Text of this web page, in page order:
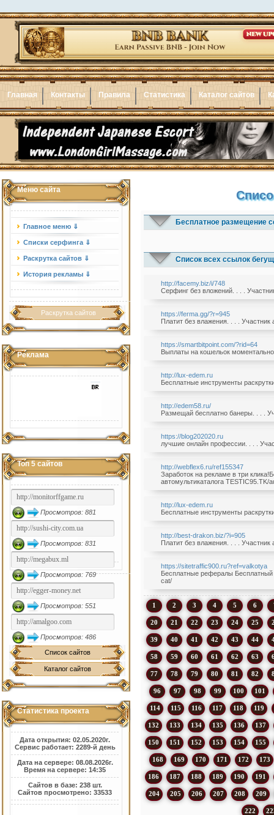
Главная Контакты Правила Статистика Каталог сайтов
Меню сайта
Главное меню ⇓
Списки серфинга ⇓
Раскрутка сайтов ⇓
История рекламы ⇓
Раскрутка сайтов
Реклама
Топ 5 сайтов
Просмотров: 881
Просмотров: 831
Просмотров: 769
Просмотров: 551
Просмотров: 486
Список сайтов
Каталог сайтов
Статистика проекта
Дата открытия: 02.05.2020г.
Сервис работает: 2289-й день
Дата на сервере: 08.08.2026г.
Время на сервере: 14:35
Сайтов в базе: 238 шт.
Сайтов просмотрено: 33533
Бесплатное размещение
Список всех ссылок
http://facemy.biz/i/748
Серфинг без вложений. . . .
https://ferma.gg/?r=945
Платит без влажения. . . . Участник
https://smartbitpoint.com/?rid=64
Выплаты на кошельок
http://lux-edem.ru
Бесплатные инструменты
http://edem58.ru/
Размещай бесплатно банеры. . . .
https://blog202020.ru
лучшие онлайн профессии. . . .
http://webflex6.ru/ref155347
Заработок на рекламе в три
автомультикаталога TESTIC95.TK/
http://lux-edem.ru
Бесплатные инструменты
http://best-drakon.biz/?i=905
Платит без влажения. . . . Участник
https://sitetraffic900.ru?ref=valkotya
Бесплатные рефералы Бесплатный
cat/
1 2 3 4 5 6
20 21 22 23 24 25
39 40 41 42 43 44
58 59 60 61 62 63
77 78 79 80 81 82
96 97 98 99 100 101
114 115 116 117 118 119
132 133 134 135 136 137
150 151 152 153 154 155
168 169 170 171 172 173
186 187 188 189 190 191
204 205 206 207 208 209
222